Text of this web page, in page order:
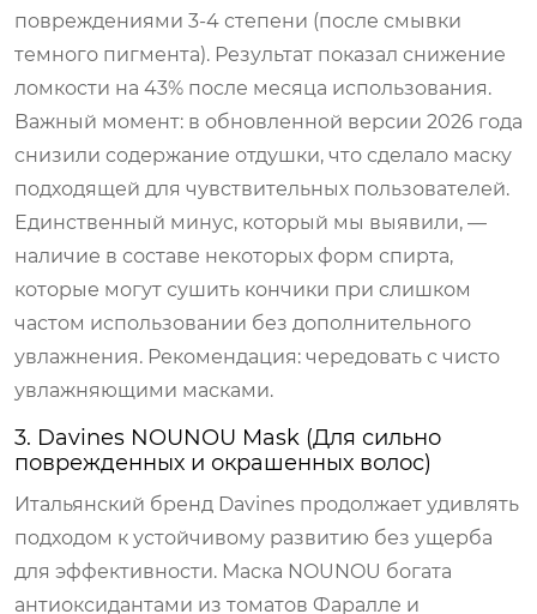
повреждениями 3-4 степени (после смывки
темного пигмента). Результат показал снижение
ломкости на 43% после месяца использования.
Важный момент: в обновленной версии 2026 года
снизили содержание отдушки, что сделало маску
подходящей для чувствительных пользователей.
Единственный минус, который мы выявили, —
наличие в составе некоторых форм спирта,
которые могут сушить кончики при слишком
частом использовании без дополнительного
увлажнения. Рекомендация: чередовать с чисто
увлажняющими масками.
3. Davines NOUNOU Mask (Для сильно
поврежденных и окрашенных волос)
Итальянский бренд Davines продолжает удивлять
подходом к устойчивому развитию без ущерба
для эффективности. Маска NOUNOU богата
антиоксидантами из томатов Фаралле и